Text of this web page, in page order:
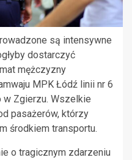
są intensywne
dostarczyć
mężczyzny
MPK Łódź linii nr 6
w Zgierzu. Wszelkie
pasażerów, którzy
środkiem transportu.
o tragicznym zdarzeniu